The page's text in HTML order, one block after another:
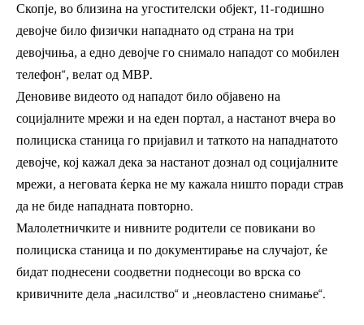
Скопје, во близина на угостителски објект, 11-годишно
девојче било физички нападнато од страна на три
девојчиња, а едно девојче го снимало нападот со мобилен
телефон“, велат од МВР.
Деновиве видеото од нападот било објавено на
социјалните мрежи и на еден портал, а настанот вчера во
полициска станица го пријавил и таткото на нападнатото
девојче, кој кажал дека за настанот дознал од социјалните
мрежи, а неговата ќерка не му кажала ништо поради страв
да не биде нападната повторно.
Малолетничките и нивните родители се повикани во
полициска станица и по документирање на случајот, ќе
бидат поднесени соодветни поднесоци во врска со
кривичните дела „насилство“ и „неовластено снимање“.